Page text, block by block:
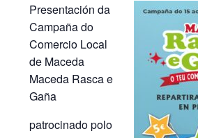
Presentación da
Campaña do
Comercio Local
de Maceda
Maceda Rasca e
Gaña
patrocinado polo